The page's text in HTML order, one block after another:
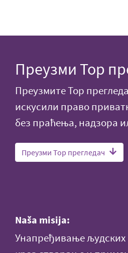
Преузми Тор
Преузмите Тор
искусили право
без праћења, надзора
Преузми Тор прегледач
Naša misija:
Унапређивање људских